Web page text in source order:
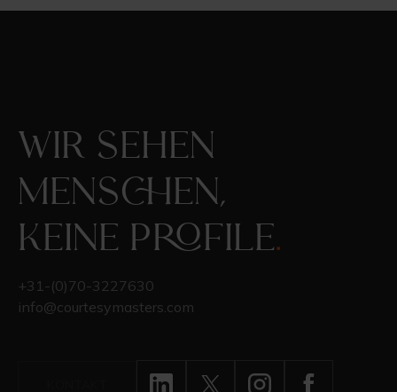
Wir sehen
Menschen,
keine Profile.
+31-(0)70-3227630
info@courtesymasters.com